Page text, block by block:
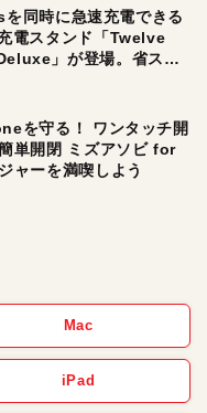
同時に急速充電できる
電スタンド「Twelve
」が登場。省スペ
電したい人にオスス
を守る！ ワンタッチ開
単開閉 ミズアソビ for
ャーを満喫しよう
Mac
iPad